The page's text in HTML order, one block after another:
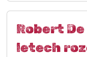
Robert
letech